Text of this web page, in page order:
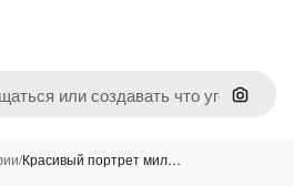
Поиск
/Красивый портрет мил…